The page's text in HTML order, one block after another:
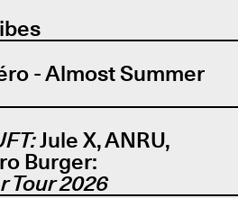
- Almost Summer
Jule X, ANRU,
Burger:
Tour 2026